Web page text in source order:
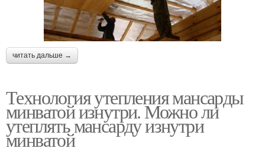
читать дальше →
Технология утепления мансарды
минватой изнутри. Можно ли
утеплять мансарду изнутри
минватой